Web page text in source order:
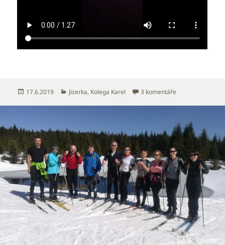
Publikováno:
17.6.2019 Rubriky:
Jizerka, Kolega Karel 3 komentářeu textu s názvem